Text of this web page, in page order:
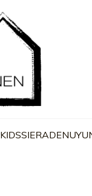
KIDSSIERADEN